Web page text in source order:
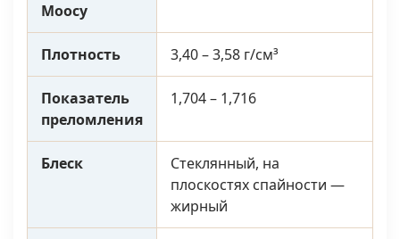
Моосу
Плотность 3,40 – 3,58 г/см³
Показатель
преломления
1,704 – 1,716
Блеск
Стеклянный, на
плоскостях спайности —
жирный